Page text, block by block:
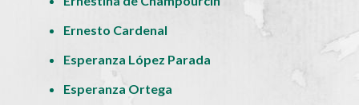
Ernesto Cardenal
Esperanza López Parada
Esperanza Ortega